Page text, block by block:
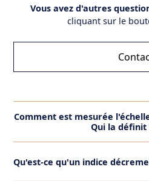
Vous avez d'autres
cliquant sur le
Comment est mesurée
Qui la définit
Indicator) est mesurée en
historique d'un fonds
Qu'est-ce qu'un indice